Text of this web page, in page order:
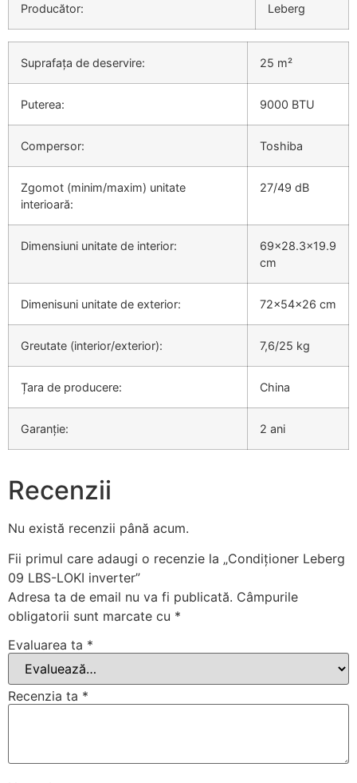
Producător: Leberg
Suprafața de deservire: 25 m²
Puterea: 9000 BTU
Compersor: Toshiba
Zgomot (minim/maxim) unitate
interioară:
27/49 dB
Dimensiuni unitate de interior:
69×28.3×19.9
cm
Dimenisuni unitate de exterior: 72x54x26 cm
Greutate (interior/exterior): 7,6/25 kg
Țara de producere: China
Garanție: 2 ani
Recenzii
Nu există recenzii până acum.
Fii primul care adaugi o recenzie la „Condiționer Leberg
09 LBS-LOKI inverter”
Adresa ta de email nu va fi publicată. Câmpurile
obligatorii sunt marcate cu *
Evaluarea ta *
Recenzia ta *